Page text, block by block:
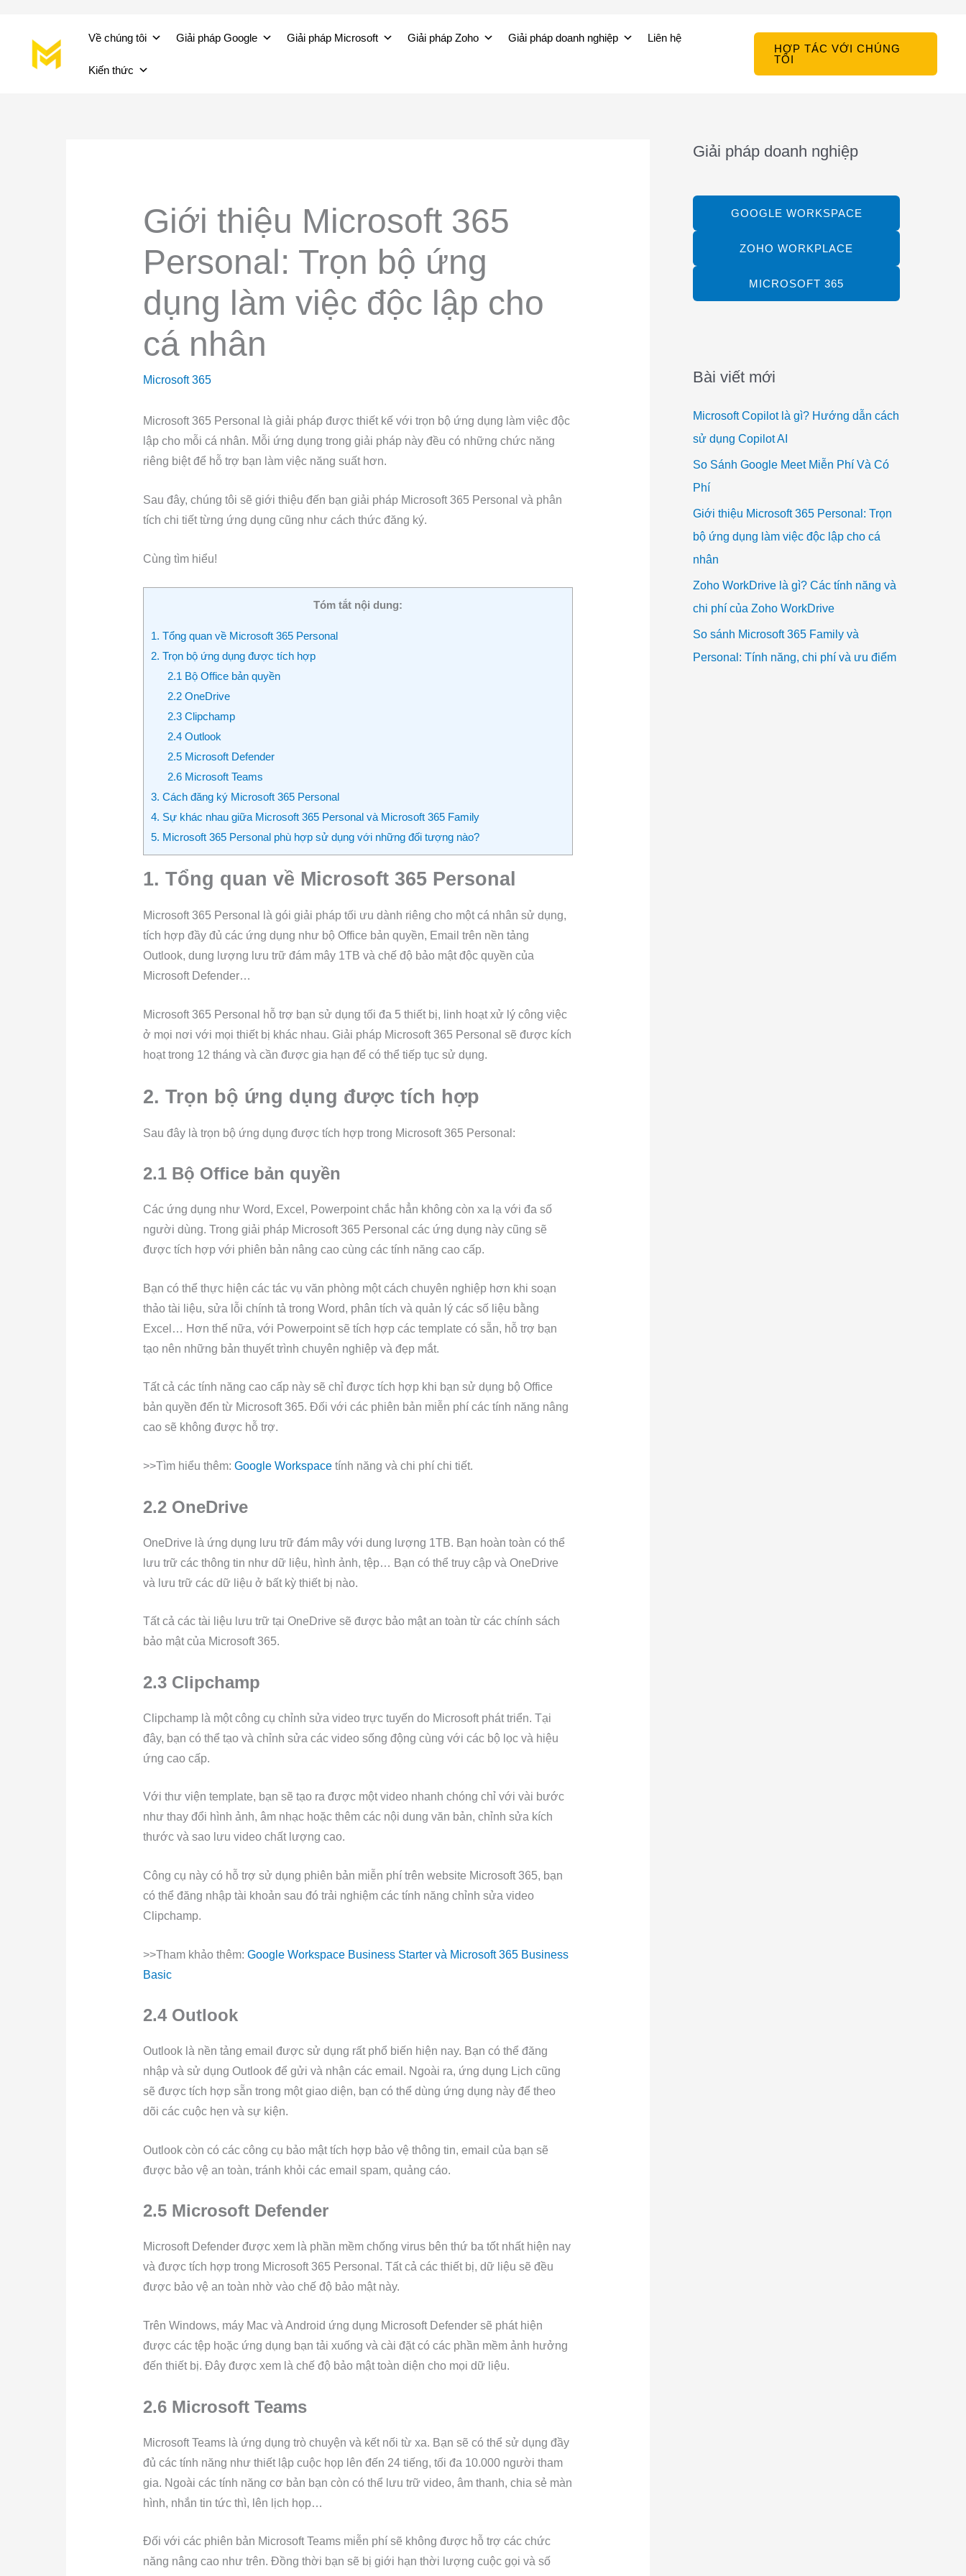
Về chúng tôi Giải pháp Google Giải pháp Microsoft Giải pháp Zoho Giải pháp doanh nghiệp Liên hệ
Kiến thức
HỢP TÁC VỚI CHÚNG
TÔI
Giới thiệu Microsoft 365
Personal: Trọn bộ ứng
dụng làm việc độc lập cho
cá nhân
Microsoft 365
Microsoft 365 Personal là giải pháp được thiết kế với trọn bộ ứng dụng làm việc độc
lập cho mỗi cá nhân. Mỗi ứng dụng trong giải pháp này đều có những chức năng
riêng biệt để hỗ trợ bạn làm việc năng suất hơn.
Sau đây, chúng tôi sẽ giới thiệu đến bạn giải pháp Microsoft 365 Personal và phân
tích chi tiết từng ứng dụng cũng như cách thức đăng ký.
Cùng tìm hiểu!
Tóm tắt nội dung:
1. Tổng quan về Microsoft 365 Personal
2. Trọn bộ ứng dụng được tích hợp
2.1 Bộ Office bản quyền
2.2 OneDrive
2.3 Clipchamp
2.4 Outlook
2.5 Microsoft Defender
2.6 Microsoft Teams
3. Cách đăng ký Microsoft 365 Personal
4. Sự khác nhau giữa Microsoft 365 Personal và Microsoft 365 Family
5. Microsoft 365 Personal phù hợp sử dụng với những đối tượng nào?
1. Tổng quan về Microsoft 365 Personal
Microsoft 365 Personal là gói giải pháp tối ưu dành riêng cho một cá nhân sử dụng,
tích hợp đầy đủ các ứng dụng như bộ Office bản quyền, Email trên nền tảng
Outlook, dung lượng lưu trữ đám mây 1TB và chế độ bảo mật độc quyền của
Microsoft Defender…
Microsoft 365 Personal hỗ trợ bạn sử dụng tối đa 5 thiết bị, linh hoạt xử lý công việc
ở mọi nơi với mọi thiết bị khác nhau. Giải pháp Microsoft 365 Personal sẽ được kích
hoạt trong 12 tháng và cần được gia hạn để có thể tiếp tục sử dụng.
2. Trọn bộ ứng dụng được tích hợp
Sau đây là trọn bộ ứng dụng được tích hợp trong Microsoft 365 Personal:
2.1 Bộ Office bản quyền
Các ứng dụng như Word, Excel, Powerpoint chắc hẳn không còn xa lạ với đa số
người dùng. Trong giải pháp Microsoft 365 Personal các ứng dụng này cũng sẽ
được tích hợp với phiên bản nâng cao cùng các tính năng cao cấp.
Bạn có thể thực hiện các tác vụ văn phòng một cách chuyên nghiệp hơn khi soạn
thảo tài liệu, sửa lỗi chính tả trong Word, phân tích và quản lý các số liệu bằng
Excel… Hơn thế nữa, với Powerpoint sẽ tích hợp các template có sẵn, hỗ trợ bạn
tạo nên những bản thuyết trình chuyên nghiệp và đẹp mắt.
Tất cả các tính năng cao cấp này sẽ chỉ được tích hợp khi bạn sử dụng bộ Office
bản quyền đến từ Microsoft 365. Đối với các phiên bản miễn phí các tính năng nâng
cao sẽ không được hỗ trợ.
>>Tìm hiểu thêm: Google Workspacetính năng và chi phí chi tiết.
2.2 OneDrive
OneDrive là ứng dụng lưu trữ đám mây với dung lượng 1TB. Bạn hoàn toàn có thể
lưu trữ các thông tin như dữ liệu, hình ảnh, tệp… Bạn có thể truy cập và OneDrive
và lưu trữ các dữ liệu ở bất kỳ thiết bị nào.
Tất cả các tài liệu lưu trữ tại OneDrive sẽ được bảo mật an toàn từ các chính sách
bảo mật của Microsoft 365.
2.3 Clipchamp
Clipchamp là một công cụ chỉnh sửa video trực tuyến do Microsoft phát triển. Tại
đây, bạn có thể tạo và chỉnh sửa các video sống động cùng với các bộ lọc và hiệu
ứng cao cấp.
Với thư viện template, bạn sẽ tạo ra được một video nhanh chóng chỉ với vài bước
như thay đổi hình ảnh, âm nhạc hoặc thêm các nội dung văn bản, chỉnh sửa kích
thước và sao lưu video chất lượng cao.
Công cụ này có hỗ trợ sử dụng phiên bản miễn phí trên website Microsoft 365, bạn
có thể đăng nhập tài khoản sau đó trải nghiệm các tính năng chỉnh sửa video
Clipchamp.
>>Tham khảo thêm: Google Workspace Business Starter và Microsoft 365 Business
Basic
2.4 Outlook
Outlook là nền tảng email được sử dụng rất phổ biến hiện nay. Bạn có thể đăng
nhập và sử dụng Outlook để gửi và nhận các email. Ngoài ra, ứng dụng Lịch cũng
sẽ được tích hợp sẵn trong một giao diện, bạn có thể dùng ứng dụng này để theo
dõi các cuộc hẹn và sự kiện.
Outlook còn có các công cụ bảo mật tích hợp bảo vệ thông tin, email của bạn sẽ
được bảo vệ an toàn, tránh khỏi các email spam, quảng cáo.
2.5 Microsoft Defender
Microsoft Defender được xem là phần mềm chống virus bên thứ ba tốt nhất hiện nay
và được tích hợp trong Microsoft 365 Personal. Tất cả các thiết bị, dữ liệu sẽ đều
được bảo vệ an toàn nhờ vào chế độ bảo mật này.
Trên Windows, máy Mac và Android ứng dụng Microsoft Defender sẽ phát hiện
được các tệp hoặc ứng dụng bạn tải xuống và cài đặt có các phần mềm ảnh hưởng
đến thiết bị. Đây được xem là chế độ bảo mật toàn diện cho mọi dữ liệu.
2.6 Microsoft Teams
Microsoft Teams là ứng dụng trò chuyện và kết nối từ xa. Bạn sẽ có thể sử dụng đầy
đủ các tính năng như thiết lập cuộc họp lên đến 24 tiếng, tối đa 10.000 người tham
gia. Ngoài các tính năng cơ bản bạn còn có thể lưu trữ video, âm thanh, chia sẻ màn
hình, nhắn tin tức thì, lên lịch họp…
Đối với các phiên bản Microsoft Teams miễn phí sẽ không được hỗ trợ các chức
năng nâng cao như trên. Đồng thời bạn sẽ bị giới hạn thời lượng cuộc gọi và số
Giải pháp doanh nghiệp
GOOGLE WORKSPACE
ZOHO WORKPLACE
MICROSOFT 365
Bài viết mới
Microsoft Copilot là gì? Hướng dẫn cách
sử dụng Copilot AI
So Sánh Google Meet Miễn Phí Và Có
Phí
Giới thiệu Microsoft 365 Personal: Trọn
bộ ứng dụng làm việc độc lập cho cá
nhân
Zoho WorkDrive là gì? Các tính năng và
chi phí của Zoho WorkDrive
So sánh Microsoft 365 Family và
Personal: Tính năng, chi phí và ưu điểm